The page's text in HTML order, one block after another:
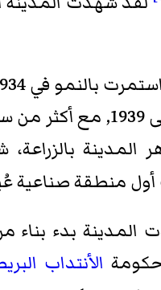
هذه العمليات
منطقة صناعية
المستوطن، في 1937 شهدت
الأنتداب